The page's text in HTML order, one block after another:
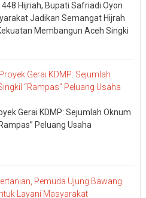
Hijriah, Bupati Safriadi Oyon
Jadikan Semangat Hijrah
Membangun Aceh Singki
Gerai KDMP: Sejumlah Oknum
Peluang Usaha